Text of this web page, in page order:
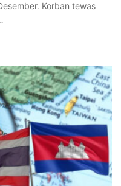
Korban tewas